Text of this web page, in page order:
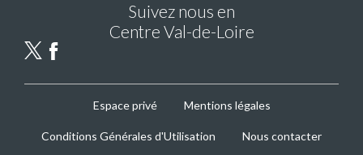
Suivez nous en
Centre Val-de-Loire
Footer
Espace privé Mentions légales
Conditions Générales d'Utilisation Nous contacter